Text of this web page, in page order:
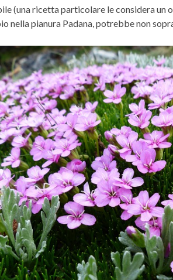
(una ricetta particolare le considera
nella pianura Padana, potrebbe non